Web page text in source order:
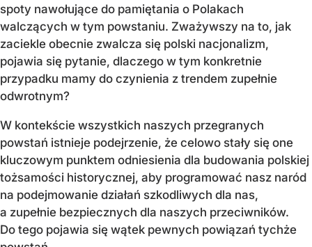
spoty nawołujące do pamiętania o Polakach
walczących w tym powstaniu. Zważywszy na to, jak
zaciekle obecnie zwalcza się polski nacjonalizm,
pojawia się pytanie, dlaczego w tym konkretnie
przypadku mamy do czynienia z trendem zupełnie
odwrotnym?
W kontekście wszystkich naszych przegranych
powstań istnieje podejrzenie, że celowo stały się one
kluczowym punktem odniesienia dla budowania polskiej
tożsamości historycznej, aby programować nasz naród
na podejmowanie działań szkodliwych dla nas,
a zupełnie bezpiecznych dla naszych przeciwników.
Do tego pojawia się wątek pewnych powiązań tychże